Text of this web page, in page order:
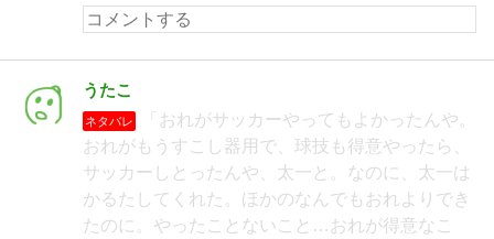
うたこ
ネタバレ
「おれがサッカーやってもよかったんや。
おれがもうすこし器用で、球技も得意やったら、
サッカーしとったんや、太一と。なのに、太一は
かるたしてくれた。ほかのなんでもおれよりでき
たのに。やったことないこと…おれが得意なこ